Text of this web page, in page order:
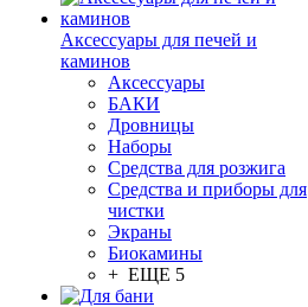
Аксессуары для печей и
каминов
Аксессуары
БАКИ
Дровницы
Наборы
Средства для розжига
Средства и приборы для
чистки
Экраны
Биокамины
+ ЕЩЕ 5